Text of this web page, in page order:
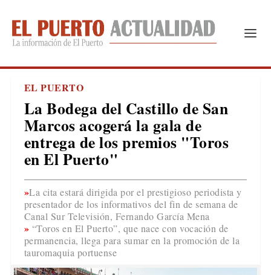
EL PUERTO
La Bodega del Castillo de San
Marcos acogerá la gala de
entrega de los premios "Toros
en El Puerto"
La cita estará dirigida por el prestigioso periodista y
presentador de los informativos del fin de semana de
Canal Sur Televisión, Fernando García Mena
“Toros en El Puerto”, que nace con vocación de
permanencia, llega para sumar en la promoción de la
tauromaquia portuense